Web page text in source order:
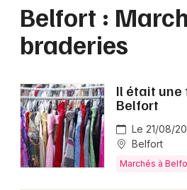
Activité & Expérience
Manifestations
Bordeaux
Colmar
Lyon
Marseille
Mulhouse
Belfort :
braderies
Il était une
Belfort
Le 21/08/
Belfort
Marchés à
Franche-Comté
Partout Près
Quand ?